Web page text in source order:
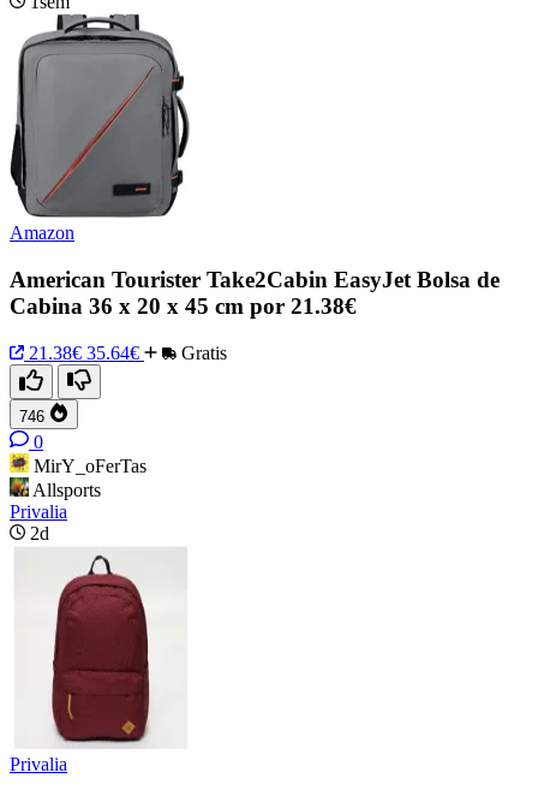
Amazon
American Tourister Take2Cabin EasyJet Bolsa de
Cabina 36 x 20 x 45 cm por 21.38€
21.38€ 35.64€ Gratis
746
0
MirY_oFerTas
Allsports
Privalia
2d
Privalia